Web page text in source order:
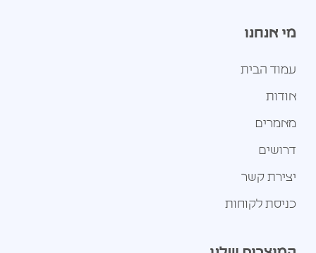
מי אנחנו
עמוד הבית
אודות
מאמרים
דרושים
יצירת קשר
כניסת לקוחות